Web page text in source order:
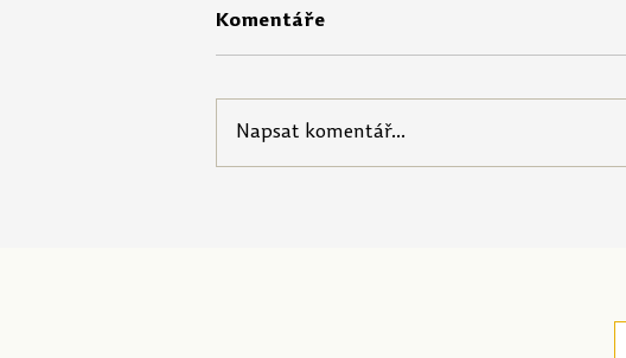
Komentáře
Napsat komentář...